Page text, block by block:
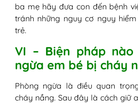
ba mẹ hãy đưa con đến bệnh
tránh những nguy cơ nguy
trẻ.
VI – Biện pháp
ngừa em bé bị cháy
Phòng ngừa là điều quan
cháy nắng. Sau đây là cách giữ